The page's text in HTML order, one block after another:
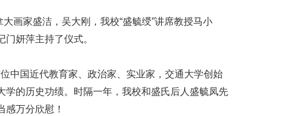
家盛洁，吴大刚，我校“盛毓绶”讲席教授马小
妍萍主持了仪式。
国近代教育家、政治家、实业家，交通大学创始
的历史功绩。时隔一年，我校和盛氏后人盛毓凤先
万分欣慰！